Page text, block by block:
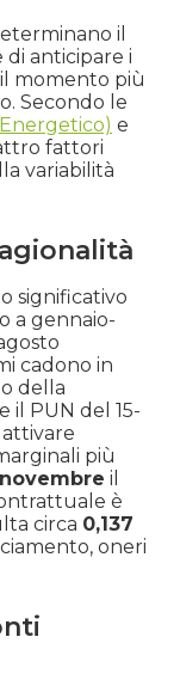
+9.3%
-2.3%
-11.6%
-14.1%
-5.2%
il
anticipare i
momento più
Secondo le
e
fattori
variabilità
significativo
a gennaio-
cadono in
della
il PUN del 15-
più
novembre il
è
circa 0,137
oneri